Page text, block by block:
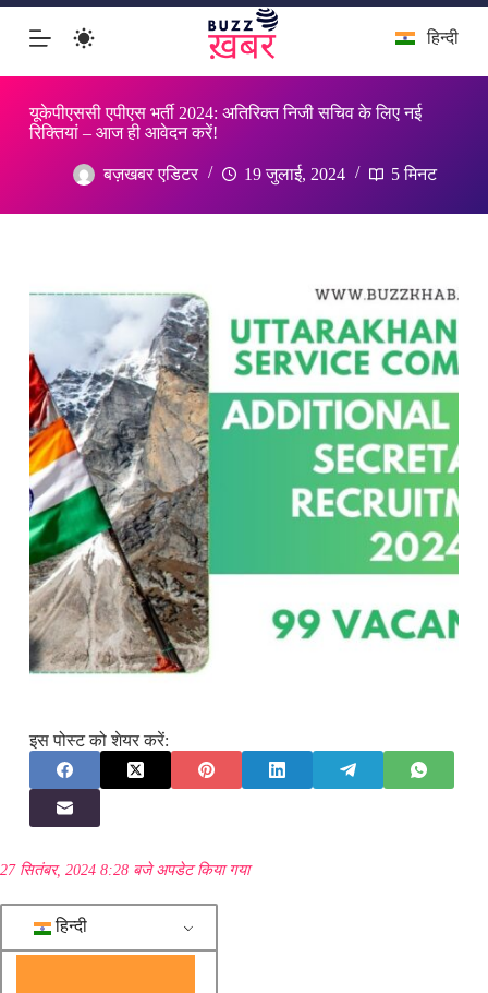
छोड़कर
पर
के
लिए
हिन्दी
यूकेपीएससी एपीएस भर्ती 2024: अतिरिक्त निजी सचिव के लिए नई
रिक्तियां – आज ही आवेदन करें!
बज़खबर एडिटर 19 जुलाई, 2024 5 मिनट
इस पोस्ट को शेयर करें:
27 सितंबर, 2024 8:28 बजे अपडेट किया गया
हिन्दी